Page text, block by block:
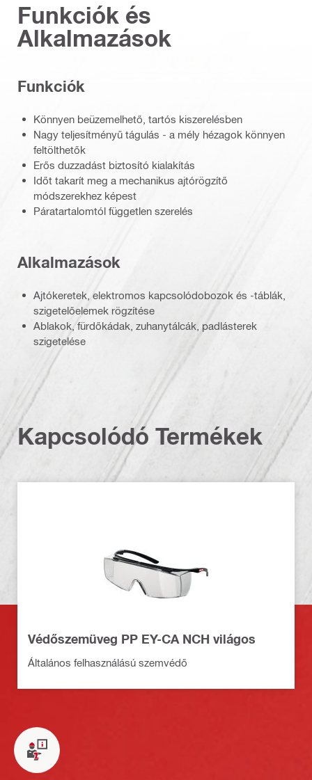
Funkciók és
Alkalmazások
Funkciók
Könnyen beüzemelhető, tartós kiszerelésben
Nagy teljesítményű tágulás - a mély hézagok könnyen
feltölthetők
Erős duzzadást biztosító kialakítás
Időt takarít meg a mechanikus ajtórögzítő
módszerekhez képest
Páratartalomtól független szerelés
Alkalmazások
Ajtókeretek, elektromos kapcsolódobozok és -táblák,
szigetelőelemek rögzítése
Ablakok, fürdőkádak, zuhanytálcák, padlásterek
szigetelése
Kapcsolódó Termékek
Védőszemüveg PP EY-CA NCH világos
Általános felhasználású szemvédő